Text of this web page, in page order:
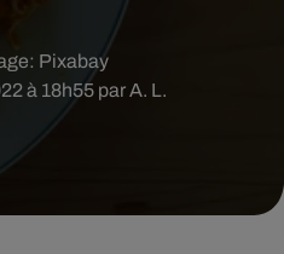
à 18h55 par A. L.
Pixabay